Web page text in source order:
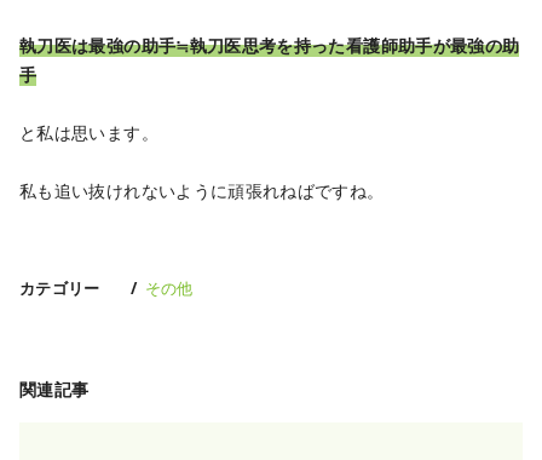
執刀医は最強の助手≒執刀医思考を持った看護師助手が最強の助
手
と私は思います。
私も追い抜けれないように頑張れねばですね。
カテゴリー その他
関連記事